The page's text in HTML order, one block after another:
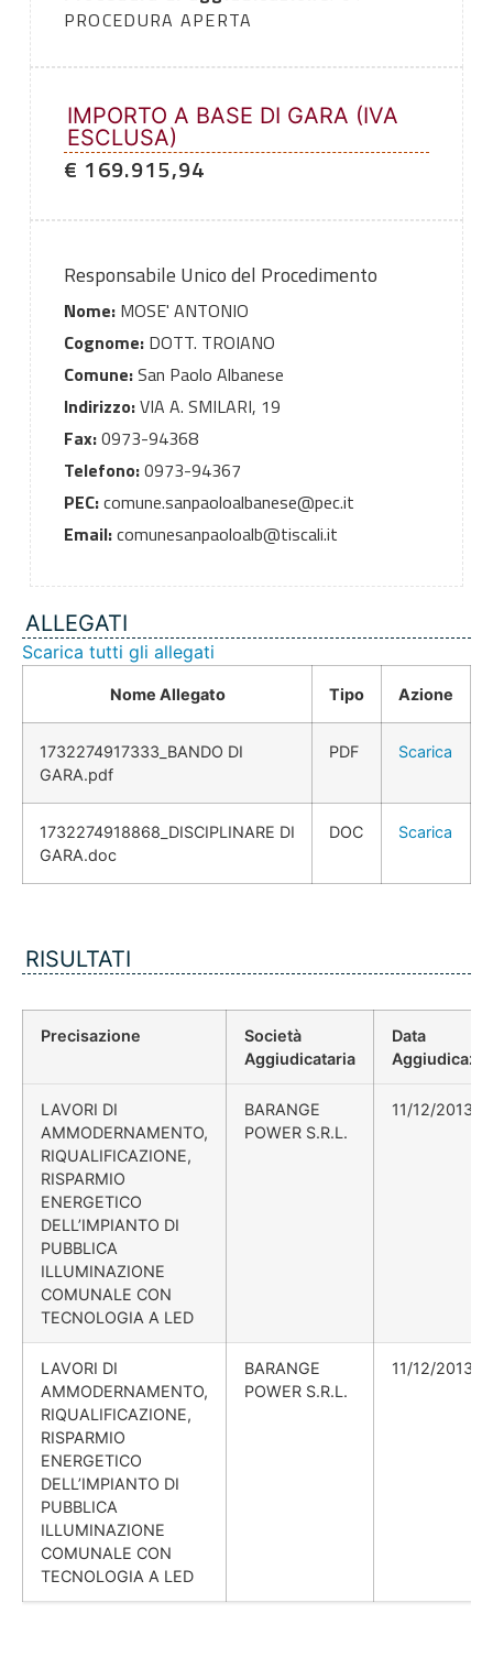
PROCEDURA APERTA
IMPORTO A BASE DI GARA (IVA
ESCLUSA)
€ 169.915,94
Responsabile Unico del Procedimento
Nome:MOSE' ANTONIO
Cognome:DOTT. TROIANO
Comune:San Paolo Albanese
Indirizzo:VIA A. SMILARI, 19
Fax:0973-94368
Telefono:0973-94367
PEC:comune.sanpaoloalbanese@pec.it
Email:comunesanpaoloalb@tiscali.it
ALLEGATI
Scarica tutti gli allegati
Nome Allegato Tipo Azione
1732274917333_BANDO DI
GARA.pdf
PDF Scarica
1732274918868_DISCIPLINARE DI
GARA.doc
DOC Scarica
RISULTATI
Precisazione
Società
Aggiudicataria
Data
LAVORI DI
AMMODERNAMENTO,
RIQUALIFICAZIONE,
RISPARMIO
ENERGETICO
DELL’IMPIANTO DI
PUBBLICA
ILLUMINAZIONE
COMUNALE CON
TECNOLOGIA A LED
BARANGE
POWER S.R.L.
11/12/2013
LAVORI DI
AMMODERNAMENTO,
RIQUALIFICAZIONE,
RISPARMIO
ENERGETICO
DELL’IMPIANTO DI
PUBBLICA
ILLUMINAZIONE
COMUNALE CON
TECNOLOGIA A LED
BARANGE
POWER S.R.L.
11/12/2013